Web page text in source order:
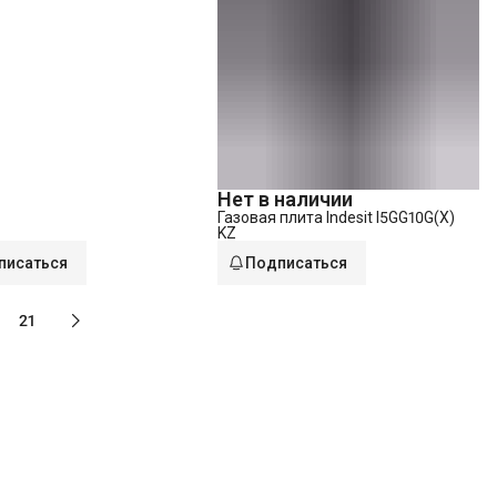
Нет в наличии
Газовая плита Indesit I5GG10G(X)
KZ
Подписаться
21